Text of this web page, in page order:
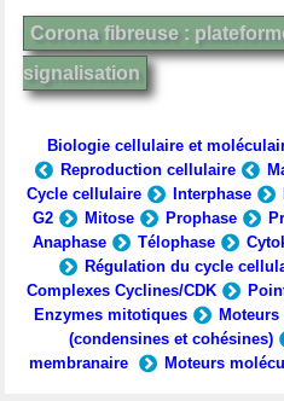
Corona fibreuse :
signalisation
Biologie cellulaire et
Reproduction cellulaire
Cycle cellulaire
Interphase
G2
Mitose Prophase
Anaphase
Télophase
Régulation du cycle
Complexes Cyclines/CDK
Enzymes mitotiques
(condensines et cohésines)
membranaire
Moteurs